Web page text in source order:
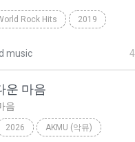
Rock Hits 2019
music
운 마음
음
2026 AKMU (악뮤)